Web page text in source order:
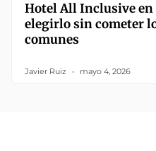
Hotel All Inclusive en
elegirlo sin cometer
comunes
Javier Ruiz mayo 4, 2026